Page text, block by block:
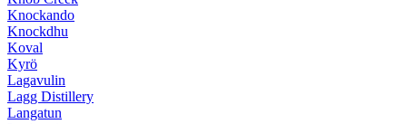
Knockando
Knockdhu
Koval
Kyrö
Lagavulin
Lagg Distillery
Langatun